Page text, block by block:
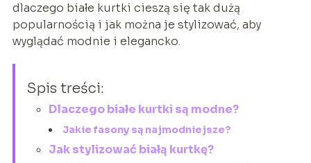
dlaczego białe kurtki cieszą się tak dużą
popularnością i jak można je stylizować, aby
wyglądać modnie i elegancko.
Spis treści:
Dlaczego białe kurtki są modne?
Jakie fasony są najmodniejsze?
Jak stylizować białą kurtkę?